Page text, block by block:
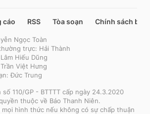
cáo RSS Tòa soạn Chính sách bảo
Ngọc Toàn
trực: Hải Thành
Hiếu Dũng
Việt Hưng
Đức Trung
110/GP - BTTTT cấp ngày 24.3.2020
thuộc về Báo Thanh Niên.
mọi hình thức nếu không có sự chấp thuận